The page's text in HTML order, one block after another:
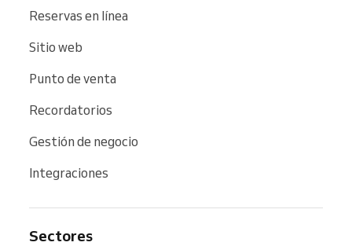
Reservas en línea
Sitio web
Punto de venta
Recordatorios
Gestión de negocio
Integraciones
Sectores